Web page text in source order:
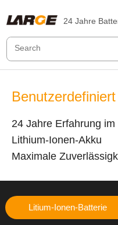
24 Jahre
24 Jahre Erfahrung
Lithium-Ionen-Akku
Maximale
Litium-Ionen-Batterie